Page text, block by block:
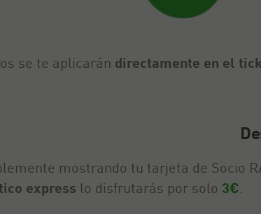
se te aplicarán directamente en el
mostrando tu tarjeta de Socio
express lo disfrutarás por solo 3€.